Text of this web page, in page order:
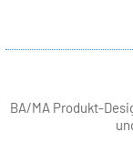
BA/MA Produkt-